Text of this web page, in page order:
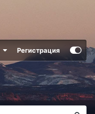
Регистрация